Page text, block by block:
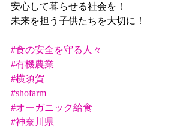
安心して暮らせる社会を！
未来を担う子供たちを大切に！
#食の安全を守る人々
#有機農業
#横須賀
#shofarm
#オーガニック給食
#神奈川県